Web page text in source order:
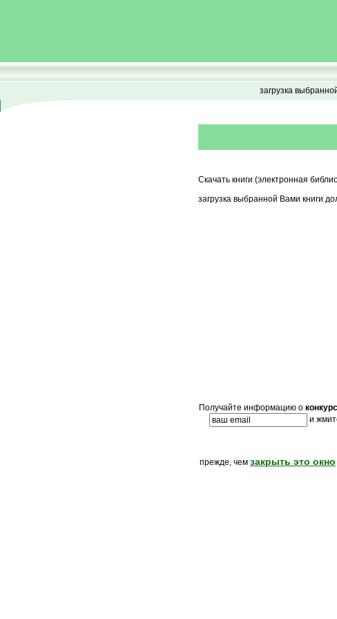
загрузка
Скачать книги (электронная
загрузка выбранной Вами книги
Получайте информацию о
и
прежде, чем закрыть это окно